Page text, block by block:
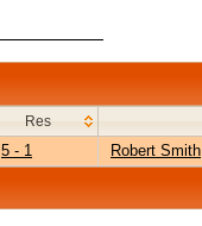
Res
5 - 1 Robert Smith